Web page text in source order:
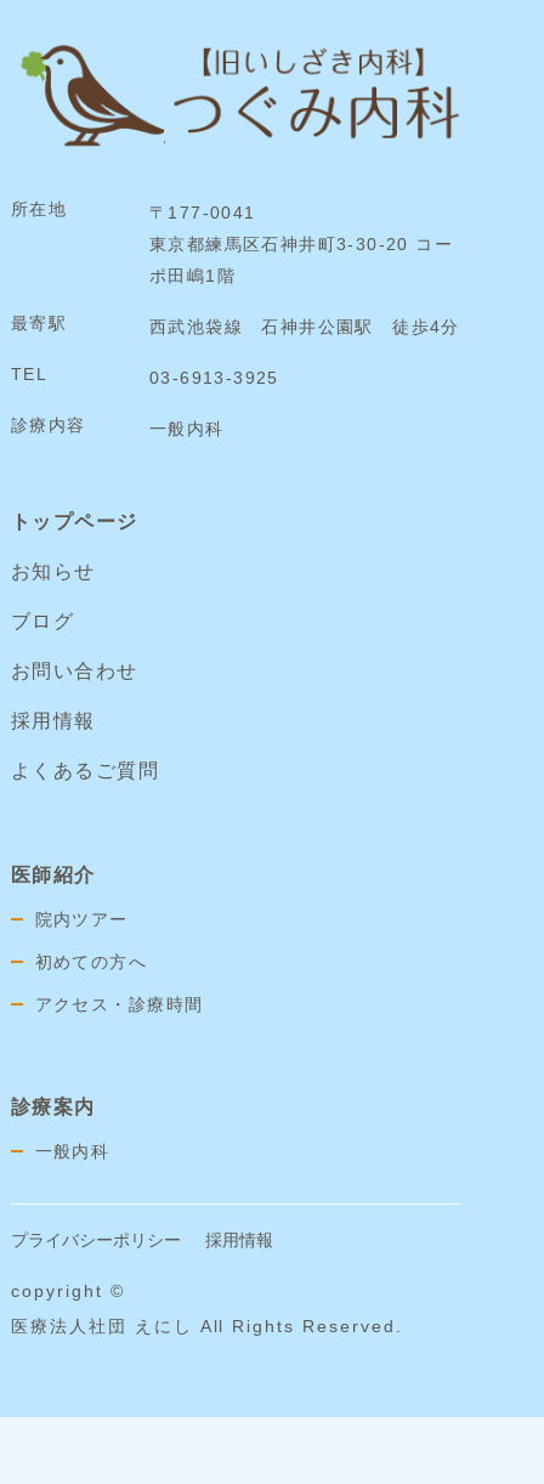
所在地
〒177-0041
東京都練馬区石神井町3-30-20 コー
ポ田嶋1階
最寄駅 西武池袋線 石神井公園駅 徒歩4分
TEL 03-6913-3925
診療内容 一般内科
トップページ
お知らせ
ブログ
お問い合わせ
採用情報
よくあるご質問
医師紹介
院内ツアー
初めての方へ
アクセス・診療時間
診療案内
一般内科
copyright ©
医療法人社団 えにし All Rights Reserved.
プライバシーポリシー 採用情報